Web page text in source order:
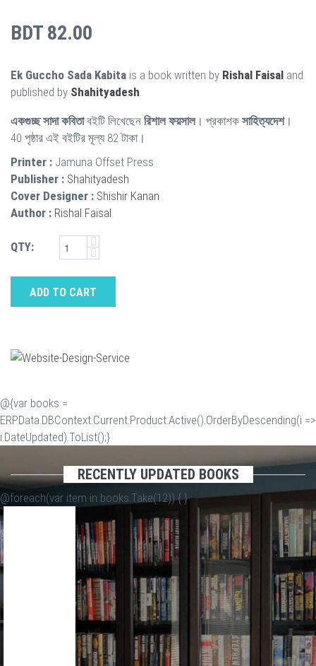
BDT 82.00
Ek Guccho Sada Kabita is a book written by Rishal Faisal and
published by Shahityadesh
একগুচ্ছ সাদা কবিতাবইটি লিখেছেন রিশাল ফয়সাল। প্রকাশক সাহিত্যদেশ।
40 পৃষ্ঠার এই বইটির মূল্য 82 টাকা।
Printer : Jamuna Offset Press
Publisher : Shahityadesh
Cover Designer : Shishir Kanan
Author : Rishal Faisal
QTY:
ADD TO CART
@{var books =
ERP.Data.DBContext.Current.Product.Active().OrderByDescending(i =>
i.DateUpdated).ToList();}
RECENTLY UPDATED BOOKS
@foreach(var item in books.Take(12)) {}